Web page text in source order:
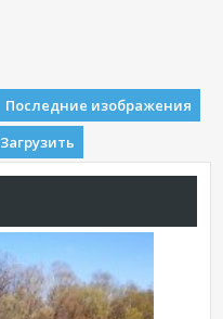
Последние изображения
Загрузить